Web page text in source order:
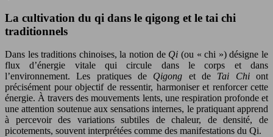
La cultivation du qi dans le qigong et le tai chi
traditionnels
Dans les traditions chinoises, la notion de Qi (ou « chi ») désigne le
flux d’énergie vitale qui circule dans le corps et dans
l’environnement. Les pratiques de Qigong et de Tai Chiont
précisément pour objectif de ressentir, harmoniser et renforcer cette
énergie. À travers des mouvements lents, une respiration profonde et
une attention soutenue aux sensations internes, le pratiquant apprend
à percevoir des variations subtiles de chaleur, de densité, de
picotements, souvent interprétées comme des manifestations du Qi.